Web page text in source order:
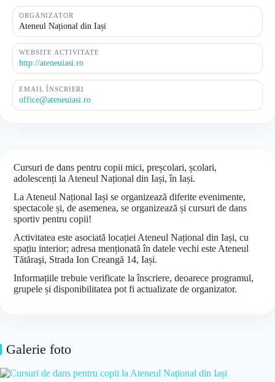
ORGANIZATOR
Ateneul Național din Iași
WEBSITE ACTIVITATE
http://ateneuiasi.ro
EMAIL ÎNSCRIERI
office@ateneuiasi.ro
Cursuri de dans pentru copii mici, preșcolari, școlari,
adolescenți la Ateneul Național din Iași, în Iași.
La Ateneul Național Iași se organizează diferite evenimente,
spectacole și, de asemenea, se organizează și cursuri de dans
sportiv pentru copii!
Activitatea este asociată locației Ateneul Național din Iași, cu
spațiu interior; adresa menționată în datele vechi este Ateneul
Tătăraşi, Strada Ion Creangă 14, Iași.
Informațiile trebuie verificate la înscriere, deoarece programul,
grupele și disponibilitatea pot fi actualizate de organizator.
Galerie foto